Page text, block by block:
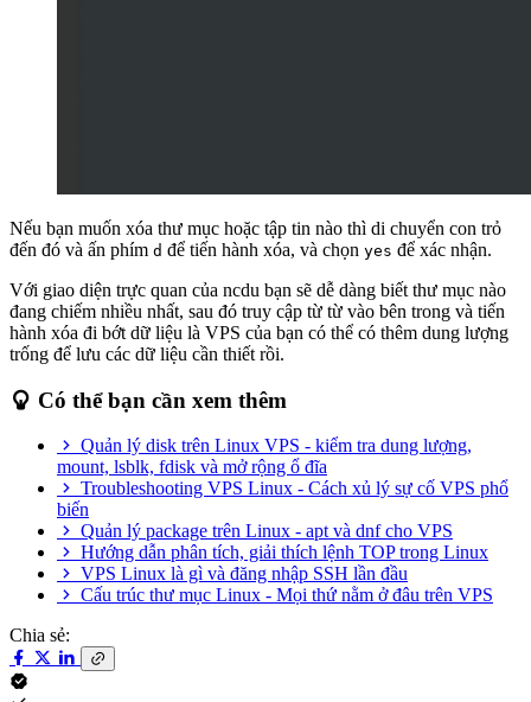
Nếu bạn muốn xóa thư mục hoặc tập tin nào thì di chuyển con trỏ
đến đó và ấn phím d để tiến hành xóa, và chọn yes để xác nhận.
Với giao diện trực quan của ncdu bạn sẽ dễ dàng biết thư mục nào
đang chiếm nhiều nhất, sau đó truy cập từ từ vào bên trong và tiến
hành xóa đi bớt dữ liệu là VPS của bạn có thể có thêm dung lượng
trống để lưu các dữ liệu cần thiết rồi.
Có thể bạn cần xem thêm
Quản lý disk trên Linux VPS - kiểm tra dung lượng,
mount, lsblk, fdisk và mở rộng ổ đĩa
Troubleshooting VPS Linux - Cách xủ lý sự cố VPS phổ
biến
Quản lý package trên Linux - apt và dnf cho VPS
Hướng dẫn phân tích, giải thích lệnh TOP trong Linux
VPS Linux là gì và đăng nhập SSH lần đầu
Cấu trúc thư mục Linux - Mọi thứ nằm ở đâu trên VPS
Chia sẻ: